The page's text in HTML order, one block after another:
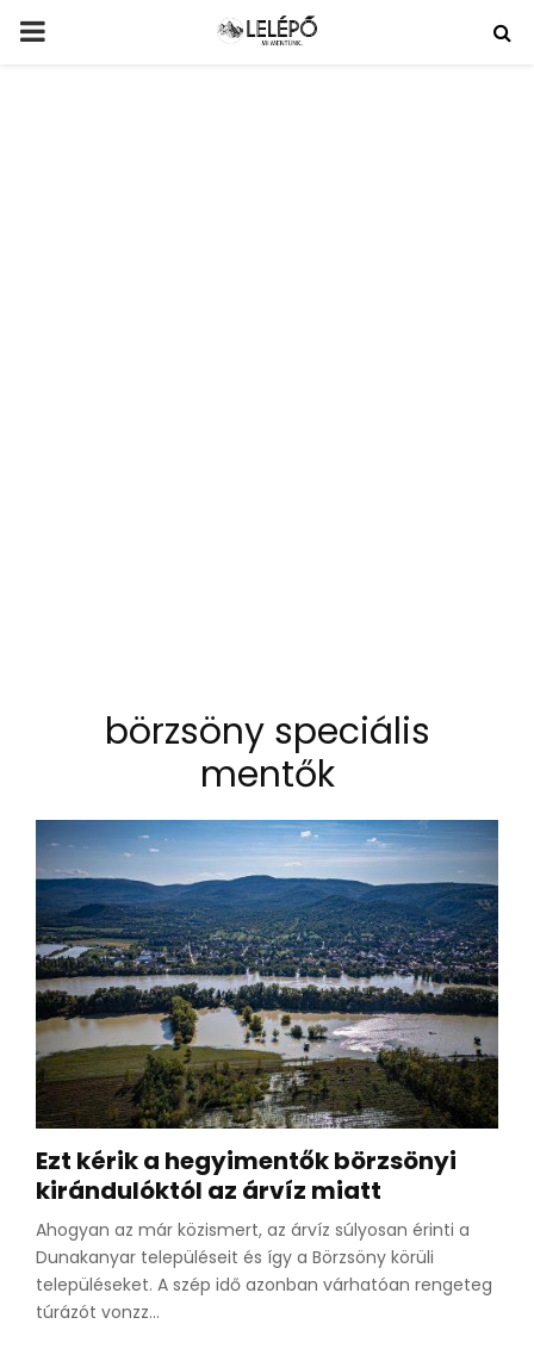
PRIMARY
börzsöny speciális
mentők
Ezt kérik a hegyimentők börzsönyi
kirándulóktól az árvíz miatt
Ahogyan az már közismert, az árvíz súlyosan érinti a
Dunakanyar településeit és így a Börzsöny körüli
településeket. A szép idő azonban várhatóan rengeteg
túrázót vonzz...